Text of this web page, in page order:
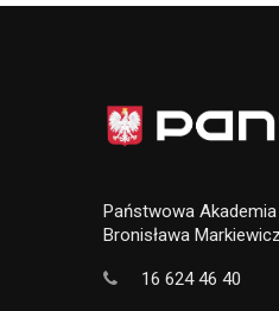
Państwowa
Bronisława
16 624 46 40